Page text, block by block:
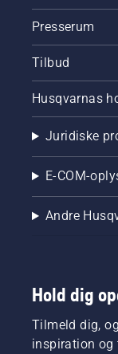
Presserum
Tilbud
Husqvarnas
Juridiske
E-COM-
Andre
Hold dig
Tilmeld dig,
inspiration og